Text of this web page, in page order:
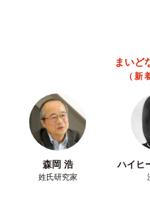
未熟」中将 タカノリ